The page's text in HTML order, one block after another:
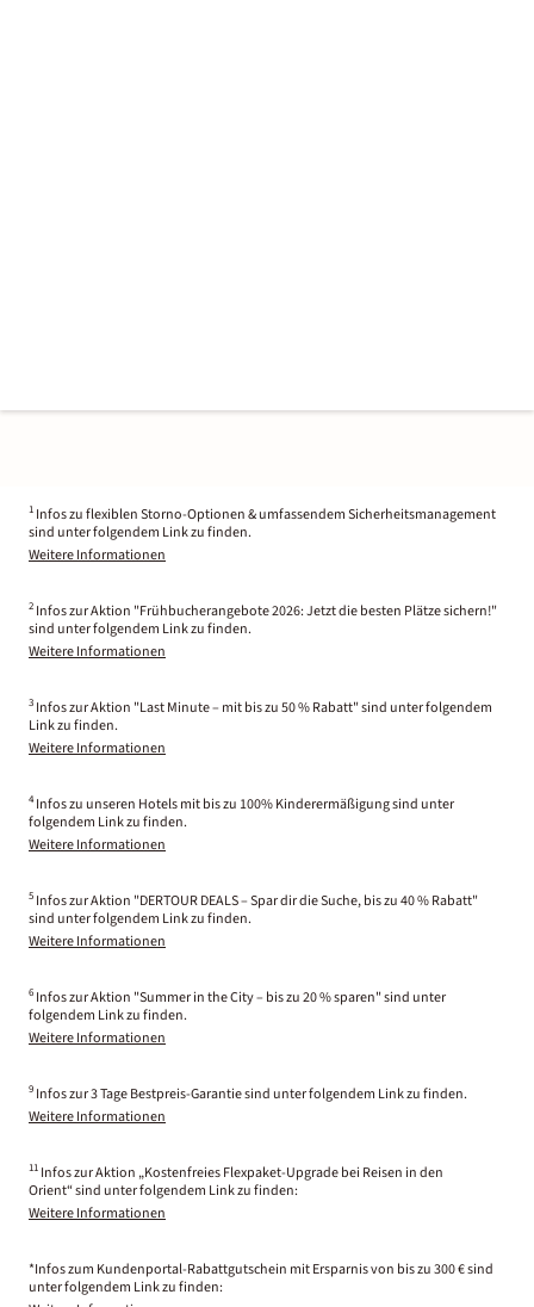
1 Infos zu flexiblen Storno-Optionen & umfassendem Sicherheitsmanagement
sind unter folgendem Link zu finden.
Weitere Informationen
2 Infos zur Aktion "Frühbucherangebote 2026: Jetzt die besten Plätze sichern!"
sind unter folgendem Link zu finden.
Weitere Informationen
3 Infos zur Aktion "Last Minute – mit bis zu 50 % Rabatt" sind unter folgendem
Link zu finden.
Weitere Informationen
4 Infos zu unseren Hotels mit bis zu 100% Kinderermäßigung sind unter
folgendem Link zu finden.
Weitere Informationen
5 Infos zur Aktion "DERTOUR DEALS – Spar dir die Suche, bis zu 40 % Rabatt"
sind unter folgendem Link zu finden.
Weitere Informationen
6 Infos zur Aktion "Summer in the City – bis zu 20 % sparen" sind unter
folgendem Link zu finden.
Weitere Informationen
9 Infos zur 3 Tage Bestpreis-Garantie sind unter folgendem Link zu finden.
Weitere Informationen
11 Infos zur Aktion „Kostenfreies Flexpaket-Upgrade bei Reisen in den
Orient“ sind unter folgendem Link zu finden:
Weitere Informationen
*Infos zum Kundenportal-Rabattgutschein mit Ersparnis von bis zu 300 € sind
unter folgendem Link zu finden: